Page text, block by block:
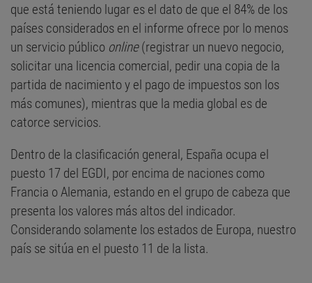
que está teniendo lugar es el dato de que el 84% de los
países considerados en el informe ofrece por lo menos
un servicio público online(registrar un nuevo negocio,
solicitar una licencia comercial, pedir una copia de la
partida de nacimiento y el pago de impuestos son los
más comunes), mientras que la media global es de
catorce servicios.
Dentro de la clasificación general, España ocupa el
puesto 17 del EGDI, por encima de naciones como
Francia o Alemania, estando en el grupo de cabeza que
presenta los valores más altos del indicador.
Considerando solamente los estados de Europa, nuestro
país se sitúa en el puesto 11 de la lista.